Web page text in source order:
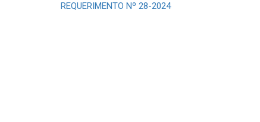
REQUERIMENTO Nº 28-2024